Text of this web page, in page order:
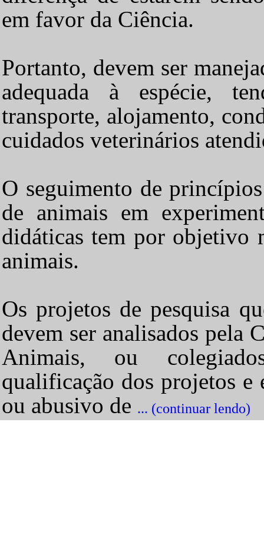
em favor da Ciência.
Portanto, devem ser
adequada à espécie,
transporte, alojamento,
cuidados veterinários
O seguimento de
de animais em
didáticas tem por objetivo
animais.
Os projetos de pesquisa
devem ser analisados pela
Animais, ou
qualificação dos projetos
ou abusivo de ... (continuar lendo)